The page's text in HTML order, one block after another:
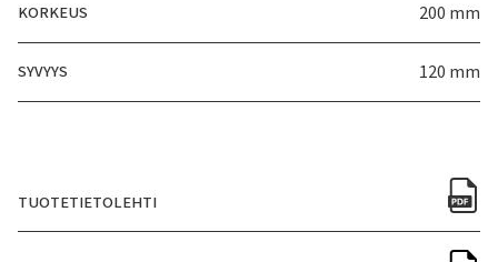
KORKEUS 200 mm
SYVYYS 120 mm
TUOTETIETOLEHTI